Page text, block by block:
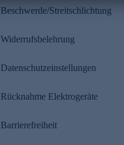
Beschwerde/Streitschlichtung
Widerrufsbelehrung
Datenschutzeinstellungen
Rücknahme Elektrogeräte
Barrierefreiheit